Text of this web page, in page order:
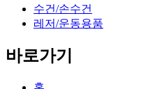
수건/손수건
레저/운동용품
바로가기